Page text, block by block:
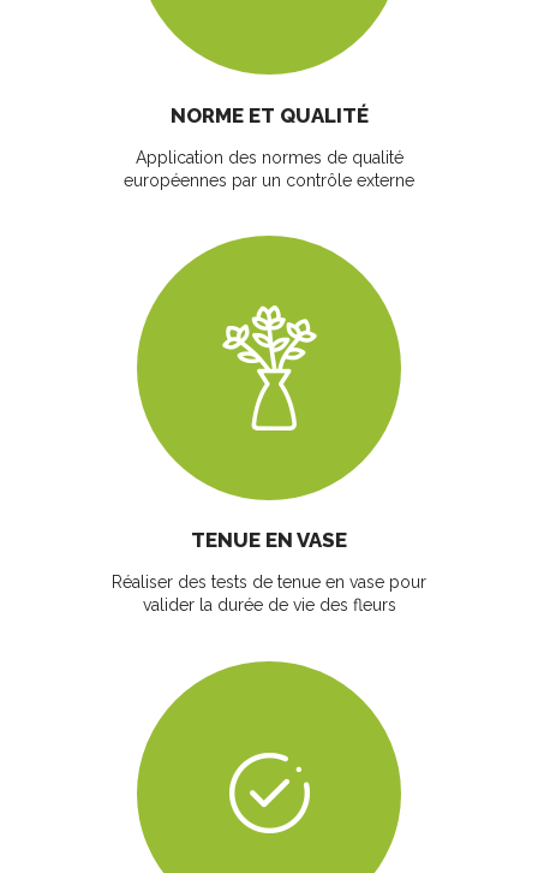
NORME ET QUALITÉ
Application des normes de qualité
européennes par un contrôle externe
TENUE EN VASE
Réaliser des tests de tenue en vase pour
valider la durée de vie des fleurs